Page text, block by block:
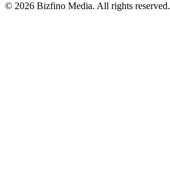
© 2026 Bizfino Media. All rights reserved.